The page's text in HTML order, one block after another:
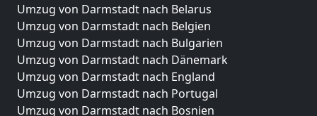
Umzug von Darmstadt nach Belarus
Umzug von Darmstadt nach Belgien
Umzug von Darmstadt nach Bulgarien
Umzug von Darmstadt nach Dänemark
Umzug von Darmstadt nach England
Umzug von Darmstadt nach Portugal
Umzug von Darmstadt nach Bosnien